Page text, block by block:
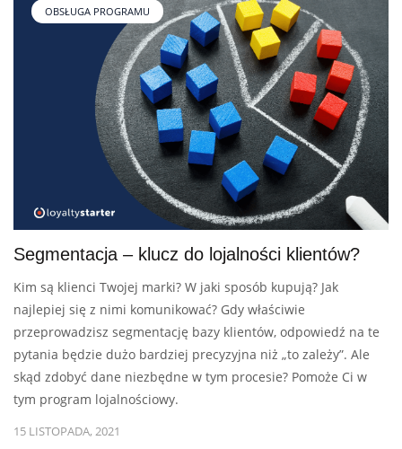
OBSŁUGA PROGRAMU
Segmentacja – klucz do lojalności klientów?
Kim są klienci Twojej marki? W jaki sposób kupują? Jak
najlepiej się z nimi komunikować? Gdy właściwie
przeprowadzisz segmentację bazy klientów, odpowiedź na te
pytania będzie dużo bardziej precyzyjna niż „to zależy”. Ale
skąd zdobyć dane niezbędne w tym procesie? Pomoże Ci w
tym program lojalnościowy.
15 LISTOPADA, 2021